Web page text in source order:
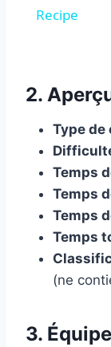
Recipe
2.
Type de
Temps
Temps
Temps
Temps
(ne
3.